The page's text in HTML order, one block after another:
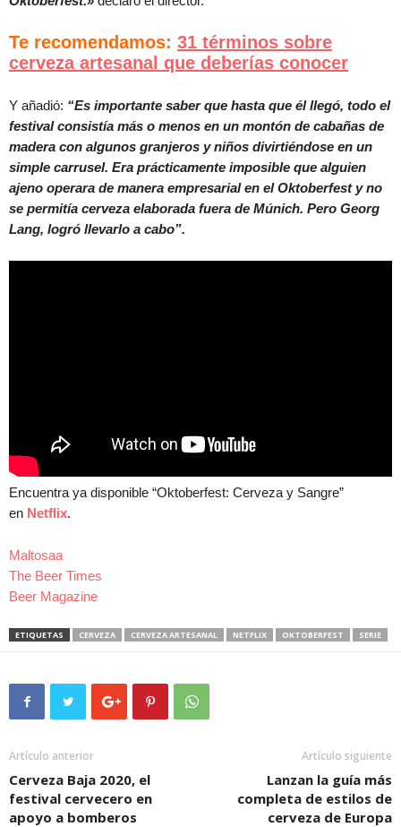
Te recomendamos: 31 términos sobre
cerveza artesanal que deberías conocer
Y añadió: “Es importante saber que hasta que él llegó, todo el
festival consistía más o menos en un montón de cabañas de
madera con algunos granjeros y niños divirtiéndose en un
simple carrusel. Era prácticamente imposible que alguien
ajeno operara de manera empresarial en el Oktoberfest y no
se permitía cerveza elaborada fuera de Múnich. Pero Georg
Lang, logró llevarlo a cabo”.
Encuentra ya disponible “Oktoberfest: Cerveza y Sangre”
en Netflix.
Maltosaa
The Beer Times
Beer Magazine
ETIQUETAS CERVEZA CERVEZA ARTESANAL NETFLIX OKTOBERFEST SERIE
Artículo anterior
Cerveza Baja 2020, el
festival cervecero en
apoyo a bomberos
Artículo siguiente
Lanzan la guía más
completa de estilos de
cerveza de Europa